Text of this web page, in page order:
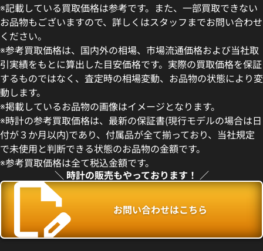
イデイト 40 228235 チョコ
格
点の参考買取価格です
ロレックス デイデイト 40
コレート文字盤
参考買取価格
9,710,000
※2026年7月時点の参考買取価
※記載している買取価格は参考です。また、一部買取できない
お品物もございますので、詳しくはスタッフまでお問い合わせ
ください。
※参考買取価格は、国内外の相場、市場流通価格および当社取
引実績をもとに算出した目安価格です。実際の買取価格を保証
するものではなく、査定時の相場変動、お品物の状態により変
動します。
※掲載しているお品物の画像はイメージとなります。
※時計の参考買取価格は、最新の保証書(現行モデルの場合は日
付が３か月以内)であり、付属品が全て揃っており、当社規定
で未使用と判断できる状態のお品物の金額です。
※参考買取価格は全て税込金額です。
＼ 時計の販売もやっております！ ／
お問い合わせはこちら